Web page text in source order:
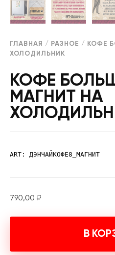
ГЛАВНАЯ / РАЗНОЕ / КОФЕ
ХОЛОДИЛЬНИК
КОФЕ
МАГНИТ НА
ART: ДЭНЧАЙКОФЕ8_МАГНИТ
790,00 ₽
В